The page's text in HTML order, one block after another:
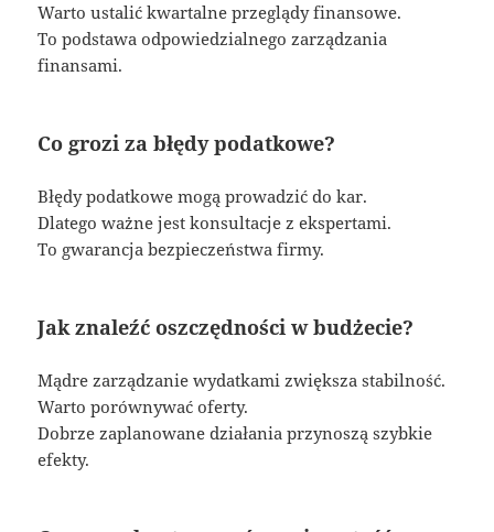
Warto ustalić kwartalne przeglądy finansowe.
To podstawa odpowiedzialnego zarządzania
finansami.
Co grozi za błędy podatkowe?
Błędy podatkowe mogą prowadzić do kar.
Dlatego ważne jest konsultacje z ekspertami.
To gwarancja bezpieczeństwa firmy.
Jak znaleźć oszczędności w budżecie?
Mądre zarządzanie wydatkami zwiększa stabilność.
Warto porównywać oferty.
Dobrze zaplanowane działania przynoszą szybkie
efekty.